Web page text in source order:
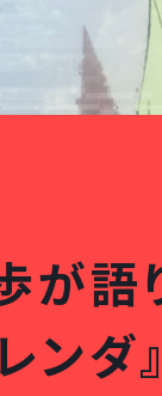
が語
ンダ